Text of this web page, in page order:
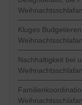
Kluges
Nachhaltigkeit bei